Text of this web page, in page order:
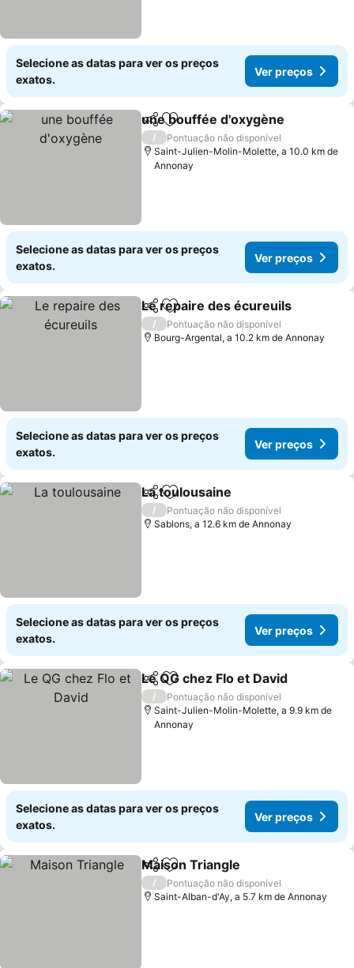
Selecione as datas para ver os preços
exatos.
Ver preços
PartilharAdicionar aos favoritos
une bouffée d'oxygène
/
Pontuação não disponível
Saint-Julien-Molin-Molette, a 10.0 km de
Annonay
Selecione as datas para ver os preços
exatos.
Ver preços
PartilharAdicionar aos favoritos
Le repaire des écureuils
/
Pontuação não disponível
Bourg-Argental, a 10.2 km de Annonay
Selecione as datas para ver os preços
exatos.
Ver preços
PartilharAdicionar aos favoritos
La toulousaine
/
Pontuação não disponível
Sablons, a 12.6 km de Annonay
Selecione as datas para ver os preços
exatos.
Ver preços
PartilharAdicionar aos favoritos
Le QG chez Flo et David
/
Pontuação não disponível
Saint-Julien-Molin-Molette, a 9.9 km de
Annonay
Selecione as datas para ver os preços
exatos.
Ver preços
PartilharAdicionar aos favoritos
Maison Triangle
/
Pontuação não disponível
Saint-Alban-d'Ay, a 5.7 km de Annonay